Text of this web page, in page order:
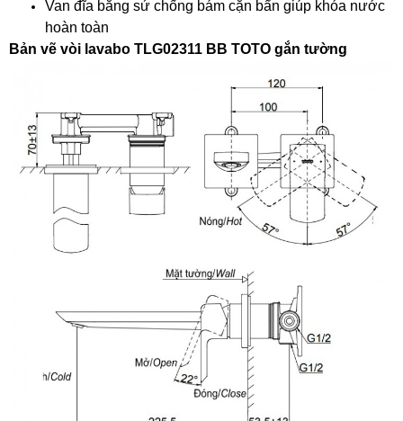
Van đĩa bằng sứ chống bám cặn bẩn giúp khóa nước
hoàn toàn
Bản vẽ vòi lavabo TLG02311 BB TOTO gắn tường